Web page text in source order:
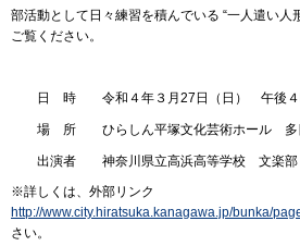
部活動として日々練習を積んでいる “一人遣い人
ご覧ください。
日 時 令和４年３月27日（日） 午後４時
場 所 ひらしん平塚文化芸術ホール 多
出演者 神奈川県立高浜高等学校 文楽部
※詳しくは、外部リンク
http://www.city.hiratsuka.kanagawa.jp/bunka/
さい。